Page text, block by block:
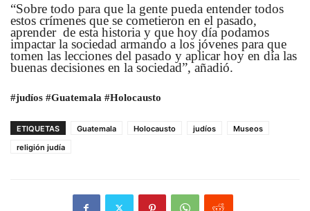
“Sobre todo para que la gente pueda entender todos
estos crímenes que se cometieron en el pasado,
aprender de esta historia y que hoy día podamos
impactar la sociedad armando a los jóvenes para que
tomen las lecciones del pasado y aplicar hoy en día las
buenas decisiones en la sociedad”, añadió.
#judíos #Guatemala #Holocausto
ETIQUETAS Guatemala Holocausto judíos
Museos
religión judía